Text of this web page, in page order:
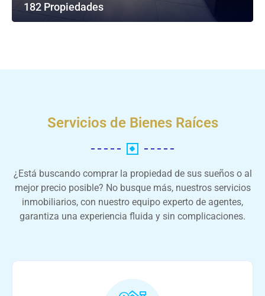
182 Propiedades
Servicios de Bienes Raíces
¿Está buscando comprar la propiedad de sus sueños o al
mejor precio posible? No busque más, nuestros servicios
inmobiliarios, con nuestro equipo experto de agentes,
garantiza una experiencia fluida y sin complicaciones.